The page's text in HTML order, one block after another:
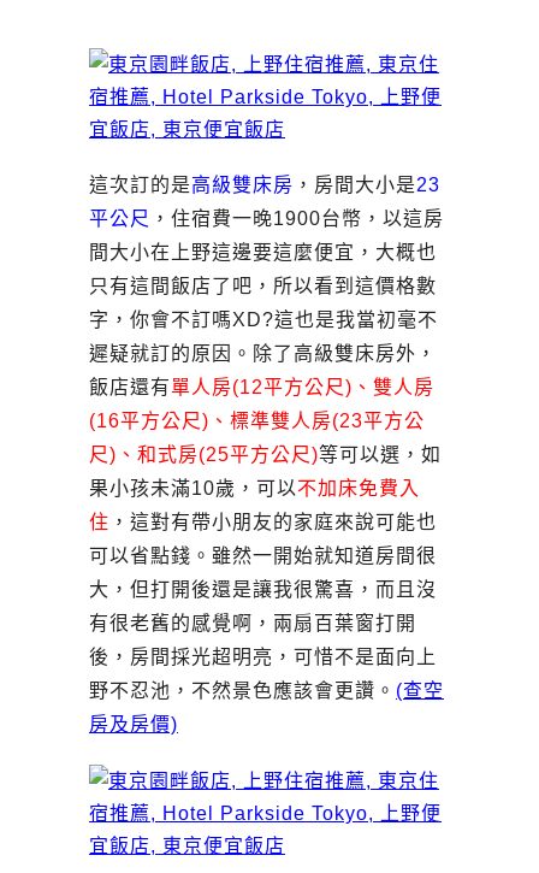
這次訂的是高級雙床房 ，房間大小是23
平公尺 ，住宿費一晚1900台幣，以這房
間大小在上野這邊要這麼便宜，大概也
只有這間飯店了吧，所以看到這價格數
字，你會不訂嗎XD?這也是我當初毫不
遲疑就訂的原因。除了高級雙床房外，
飯店還有單人房(12平方公尺)、雙人房
(16平方公尺)、標準雙人房(23平方公
尺)、和式房(25平方公尺)等可以選，如
果小孩未滿10歲，可以不加床免費入
住 ，這對有帶小朋友的家庭來說可能也
可以省點錢。雖然一開始就知道房間很
大，但打開後還是讓我很驚喜，而且沒
有很老舊的感覺啊，兩扇百葉窗打開
後，房間採光超明亮，可惜不是面向上
野不忍池，不然景色應該會更讚。 (查空
房及房價)